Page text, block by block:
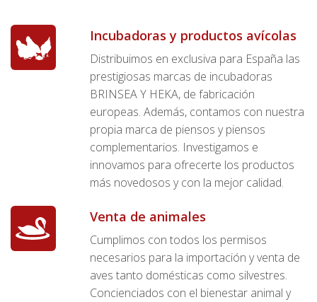
Incubadoras y productos avícolas
Distribuimos en exclusiva para España las
prestigiosas marcas de incubadoras
BRINSEA Y HEKA, de fabricación
europeas. Además, contamos con nuestra
propia marca de piensos y piensos
complementarios. Investigamos e
innovamos para ofrecerte los productos
más novedosos y con la mejor calidad.
Venta de animales
Cumplimos con todos los permisos
necesarios para la importación y venta de
aves tanto domésticas como silvestres.
Concienciados con el bienestar animal y